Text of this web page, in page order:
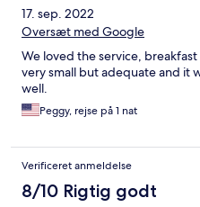
17. sep. 2022
Oversæt med Google
We loved the service,
very small but adequate and it
well.
Peggy, rejse på 1 nat
Verificeret anmeldelse
8/10 Rigtig godt